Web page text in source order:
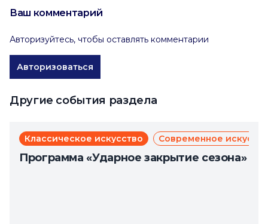
Ваш комментарий
Авторизуйтесь, чтобы оставлять комментарии
Авторизоваться
Другие события раздела
Классическое искусство Современное
Программа «Ударное закрытие сезона»